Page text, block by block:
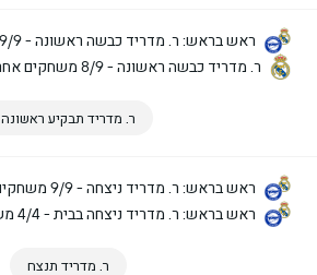
ראש בראש: ר. מדריד כבשה ראשונה - 9/9 משחקים אחרונים
ר. מדריד כבשה ראשונה - 8/9 משחקים אחרונים
ר. מדריד תבקיע ראשונה
ראש בראש: ר. מדריד ניצחה - 9/9 משחקים אחרונים
ראש בראש: ר. מדריד ניצחה בבית - 4/4 משחקים אחרונים
ר. מדריד תנצח